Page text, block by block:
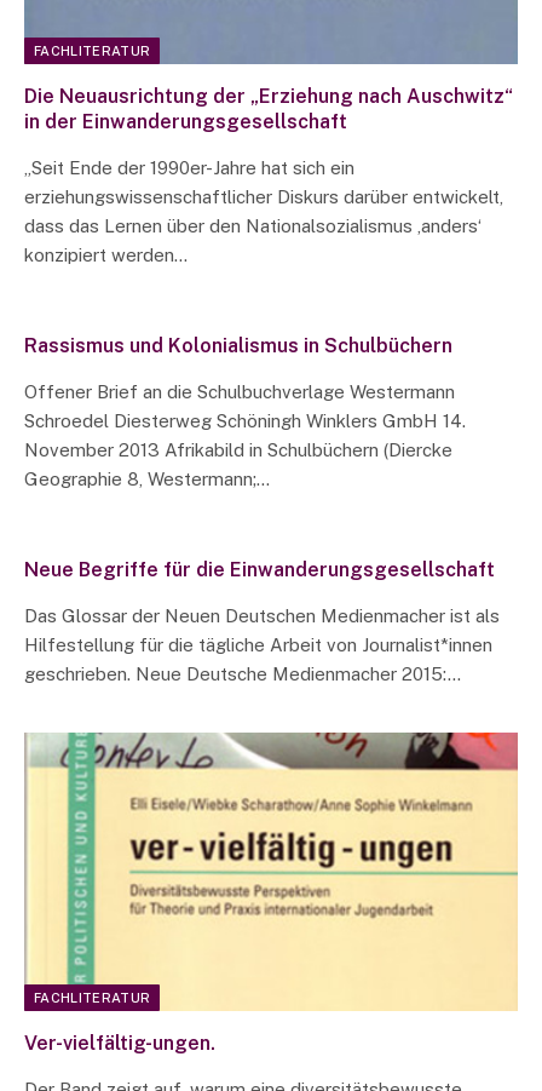
FACHLITERATUR
Die Neuausrichtung der „Erziehung nach Auschwitz“
in der Einwanderungsgesellschaft
„Seit Ende der 1990er-Jahre hat sich ein
erziehungswissenschaftlicher Diskurs darüber entwickelt,
dass das Lernen über den Nationalsozialismus ‚anders‘
konzipiert werden…
Rassismus und Kolonialismus in Schulbüchern
Offener Brief an die Schulbuchverlage Westermann
Schroedel Diesterweg Schöningh Winklers GmbH 14.
November 2013 Afrikabild in Schulbüchern (Diercke
Geographie 8, Westermann;…
Neue Begriffe für die Einwanderungsgesellschaft
Das Glossar der Neuen Deutschen Medienmacher ist als
Hilfestellung für die tägliche Arbeit von Journalist*innen
geschrieben. Neue Deutsche Medienmacher 2015:…
FACHLITERATUR
Ver-vielfältig-ungen.